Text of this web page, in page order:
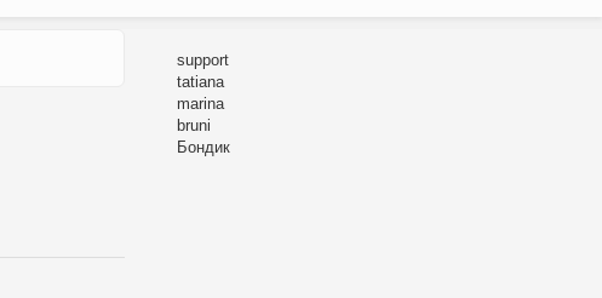
support
tatiana
marina
bruni
Бондик